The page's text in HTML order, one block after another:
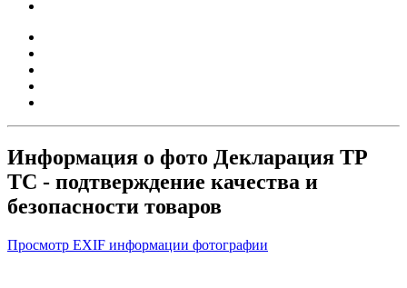
Информация о фото Декларация ТР
ТС - подтверждение качества и
безопасности товаров
Просмотр EXIF информации фотографии